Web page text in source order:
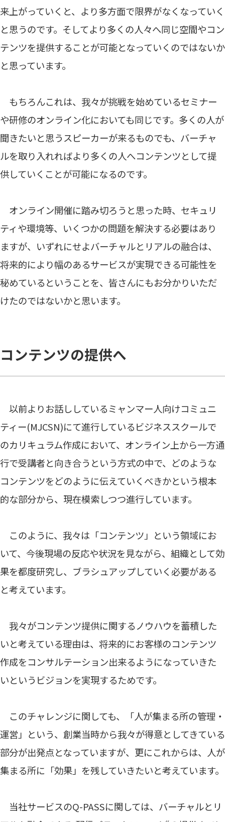
来上がっていくと、より多方面で限界がなくなっていく
と思うのです。そしてより多くの人々へ同じ空間やコン
テンツを提供することが可能となっていくのではないか
と思っています。
もちろんこれは、我々が挑戦を始めているセミナー
や研修のオンライン化においても同じです。多くの人が
聞きたいと思うスピーカーが来るものでも、バーチャ
ルを取り入れればより多くの人へコンテンツとして提
供していくことが可能になるのです。
オンライン開催に踏み切ろうと思った時、セキュリ
ティや環境等、いくつかの問題を解決する必要はあり
ますが、いずれにせよバーチャルとリアルの融合は、
将来的により幅のあるサービスが実現できる可能性を
秘めているということを、皆さんにもお分かりいただ
けたのではないかと思います。
コンテンツの提供へ
以前よりお話ししているミャンマー人向けコミュニ
ティー(MJCSN)にて進行しているビジネススクールで
のカリキュラム作成において、オンライン上から一方通
行で受講者と向き合うという方式の中で、どのような
コンテンツをどのように伝えていくべきかという根本
的な部分から、現在模索しつつ進行しています。
このように、我々は「コンテンツ」という領域にお
いて、今後現場の反応や状況を見ながら、組織として効
果を都度研究し、ブラシュアップしていく必要がある
と考えています。
我々がコンテンツ提供に関するノウハウを蓄積した
いと考えている理由は、将来的にお客様のコンテンツ
作成をコンサルテーション出来るようになっていきた
いというビジョンを実現するためです。
このチャレンジに関しても、「人が集まる所の管理・
運営」という、創業当時から我々が得意としてきている
部分が出発点となっていますが、更にこれからは、人が
集まる所に「効果」を残していきたいと考えています。
当社サービスのQ-PASSに関しては、バーチャルとリ